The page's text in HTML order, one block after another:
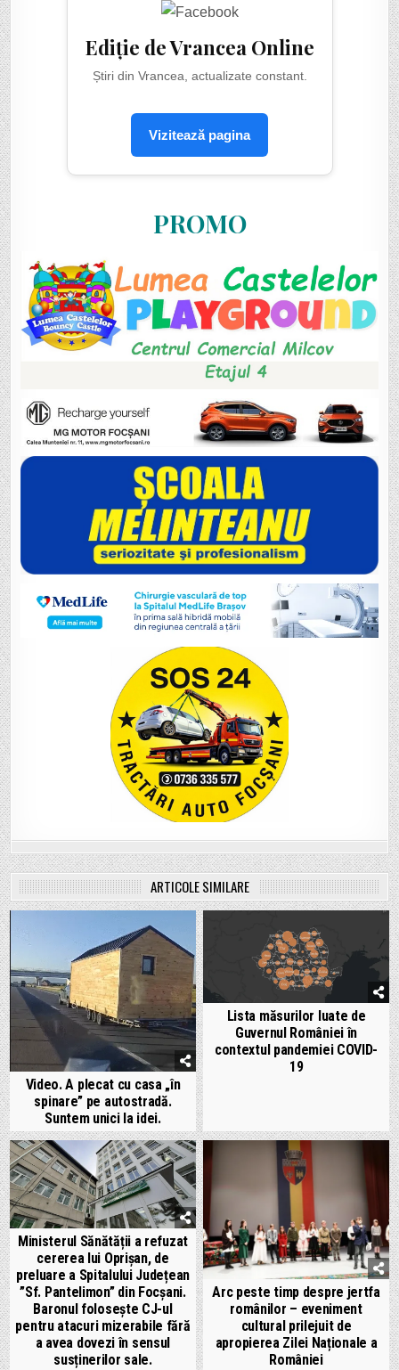
Ediție de Vrancea Online
Știri din Vrancea, actualizate constant.
Vizitează pagina
PROMO
ARTICOLE SIMILARE
Video. A plecat cu casa „în
spinare” pe autostradă.
Suntem unici la idei.
Lista măsurilor luate de
Guvernul României în
contextul pandemiei COVID-
19
Ministerul Sănătății a refuzat
cererea lui Oprișan, de
preluare a Spitalului Județean
”Sf. Pantelimon” din Focșani.
Baronul folosește CJ-ul
pentru atacuri mizerabile fără
a avea dovezi în sensul
susținerilor sale.
Arc peste timp despre jertfa
românilor – eveniment
cultural prilejuit de
apropierea Zilei Naționale a
României